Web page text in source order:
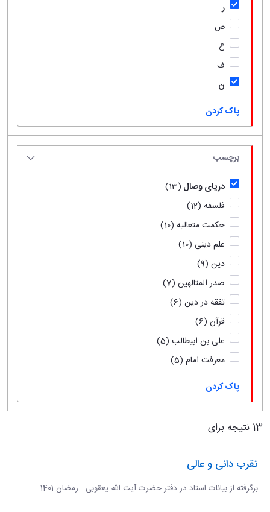
ر
ص
ع
ف
ن
پاک کردن
برچسب
دریای وصال (13)
فلسفه (12)
حکمت متعالیه (10)
علم دینی (10)
دین (9)
صدر المتالهین (7)
تفقه در دین (6)
قرآن (6)
علی بن ابیطالب (5)
معرفت امام (5)
پاک کردن
13 نتیجه برای
تقرب دانی و عالی
برگرفته از بیانات استاد در دفتر حضرت آیت الله یعقوبی - رمضان 1401